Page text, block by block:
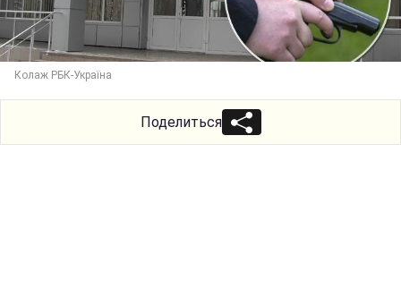
Колаж РБК-Україна
Поделиться